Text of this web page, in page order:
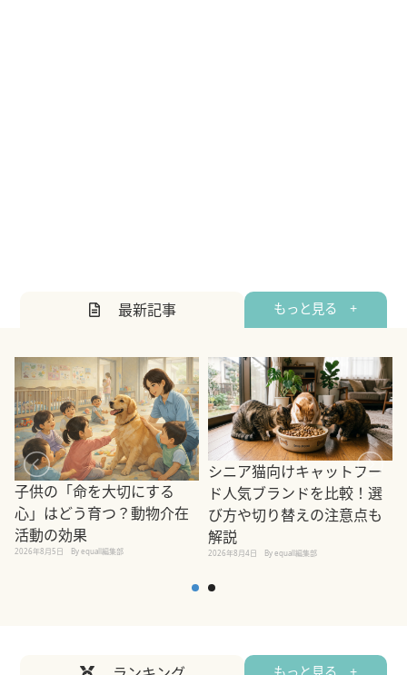
最新記事 もっと見る +
子供の「命を大切にする
心」はどう育つ？動物介在
活動の効果
2026年8月5日 By equall編集部
シニア猫向けキャットフー
ド人気ブランドを比較！選
び方や切り替えの注意点も
解説
2026年8月4日 By equall編集部